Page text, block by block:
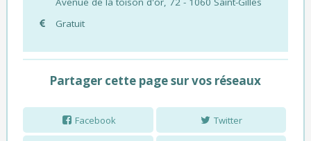
Gratuit
Partager cette page sur vos réseaux
Facebook Twitter